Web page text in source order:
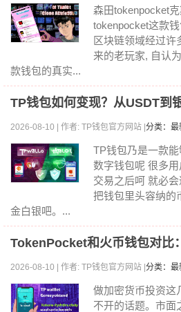
森田tokenpocket
tokenpocket这款
区块链领域经过许
来的老玩家, 自认
款钱包的真实...
TP钱包如何变现？从USDT到
2026-08-10 | 作者: TP钱包官方网站 | 分类：最
TP钱包乃是一款
数字钱包呢 很多
交易之后呵 就必
把钱包里头容纳的
金白银吧。...
TokenPocket和火币钱包对比
2026-08-10 | 作者: TP钱包官方网站 | 分类：最
做加密货币投资这
不开的话题。市面